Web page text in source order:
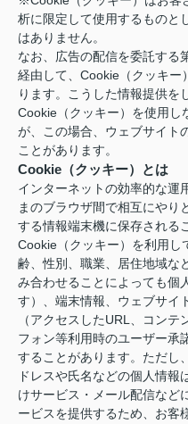
析に限定して使用するものと
はありません。
なお、広告の配信を委託する
経由して、Cookie（クッキー
ります。こうした情報提供を
Cookie（クッキー）を使用し
が、この場合、ウェブサイト
ことがあります。
Cookie（クッキー）とは
インターネットの効率的な運
まのブラウザ間で相互にやり
する情報端末機に保存される
Cookie（クッキー）を利用し
齢、性別、職業、居住地域な
み合わせることによっても個
す）、端末情報、ウェブサイ
（アクセスしたURL、コン
フォン等利用時のユーザー承
することがあります。ただし
ドレスや氏名などの個人情報
けサービス・メール配信など
ービスを提供するため、お客